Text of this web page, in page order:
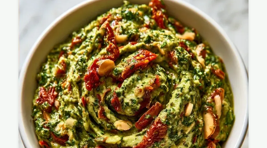
dosi per 4 persone per un risultato…